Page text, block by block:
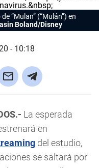
“Mulan” (“Mulán”) en
Boland/Disney
- 10:18
La esperada
en
del estudio,
se saltará por